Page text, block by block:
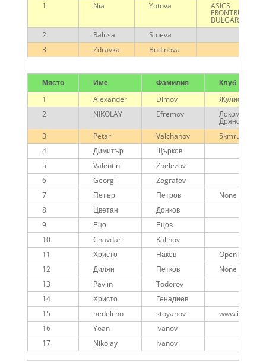
1
Nia Yotova ASICS
FRONTRUNNER
BULGARIA
2
Ralitsa
Stoeva
3
Zdravka Budinova
Място Име Фамилия
Клуб
1
Alexander Dimov
Жулистан
2
NIKOLAY Efremov Локомотив
Дряново
3
Petar Valchanov
5kmrun
4
Димитър
Щърков
5
Valentin
Zhelezov
6
Georgi
Zografov
7
Петър Петров
None
8
Цветан
Донков
9
Ецо
Ецов
10
Chavdar
Kalinov
11
Христо Наков
OpenTag
12
Дилян Петков
None
13
Pavlin
Todorov
14
Христо
Генадиев
15
nedelcho stoyanov
16
Yoan
Ivanov
17
Nikolay Ivanov